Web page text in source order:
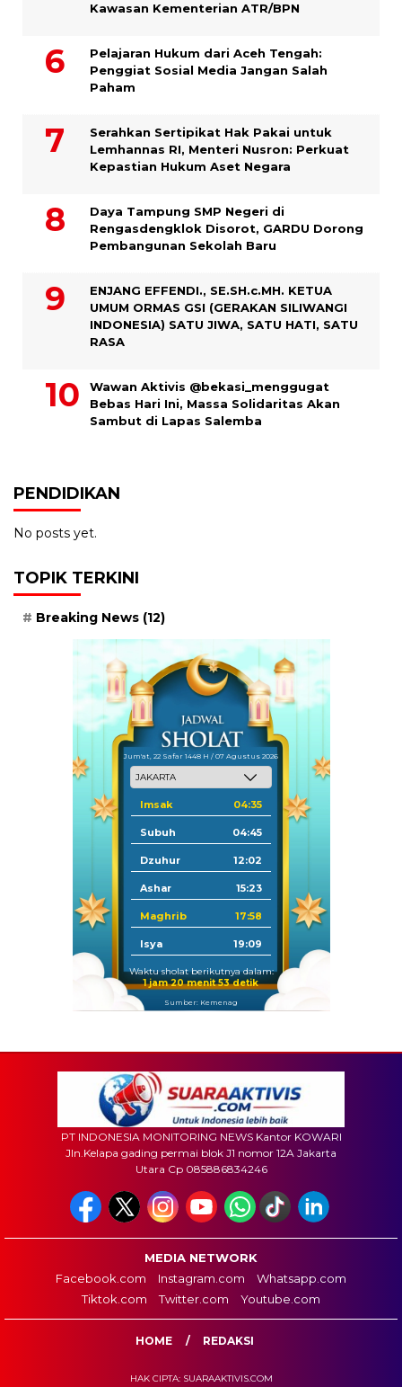
Kawasan Kementerian ATR/BPN
Pelajaran Hukum dari Aceh Tengah:
Penggiat Sosial Media Jangan Salah
Paham
Serahkan Sertipikat Hak Pakai untuk
Lemhannas RI, Menteri Nusron: Perkuat
Kepastian Hukum Aset Negara
Daya Tampung SMP Negeri di
Rengasdengklok Disorot, GARDU Dorong
Pembangunan Sekolah Baru
ENJANG EFFENDI., SE.SH.c.MH. KETUA
UMUM ORMAS GSI (GERAKAN SILIWANGI
INDONESIA) SATU JIWA, SATU HATI, SATU
RASA
Wawan Aktivis @bekasi_menggugat
Bebas Hari Ini, Massa Solidaritas Akan
Sambut di Lapas Salemba
PENDIDIKAN
No posts yet.
TOPIK TERKINI
Breaking News (12)
Jum'at, 22 Safar 1448 H / 07 Agustus 2026
Imsak 04:35
Subuh 04:45
Dzuhur 12:02
Ashar 15:23
Maghrib 17:58
Isya 19:09
Waktu sholat berikutnya dalam:
1 jam 20 menit 51 detik
Sumber: Kemenag
PT INDONESIA MONITORING NEWS Kantor KOWARI
Jln.Kelapa gading permai blok J1 nomor 12A Jakarta
Utara Cp 085886834246
MEDIA NETWORK
Facebook.com
Instagram.com
Whatsapp.com
Tiktok.com
Twitter.com Youtube.com
HOME REDAKSI
HAK CIPTA: SUARAAKTIVIS.COM